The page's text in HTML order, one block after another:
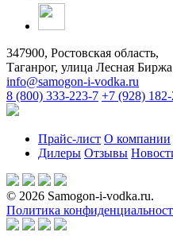
347900, Ростовская область,
Таганрог, улица Лесная
info@samogon-i-vodka.ru
8 (800) 333-223-7 +7 (928) 182-
Прайс-лист О компании
Дилеры Отзывы
© 2026 Samogon-i-vodka.ru.
Политика